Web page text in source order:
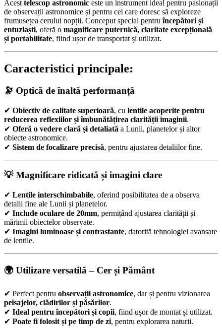
Acest telescop astronomic este un instrument ideal pentru pasionații
de observații astronomice și pentru cei care doresc să exploreze
frumusețea cerului nopții. Conceput special pentruîncepători și
entuziaști, oferă o magnificare puternică, claritate excepțională
și portabilitate, fiind ușor de transportat și utilizat.
Caracteristici principale:
🔭 Optică de înaltă performanță
✔ Obiectiv de calitate superioară, cu lentile acoperite pentru
reducerea reflexiilor și îmbunătățirea clarității imaginii.
✔ Oferă o vedere clară și detaliată a Lunii, planetelor și altor
obiecte astronomice.
✔ Sistem de focalizare precisă, pentru ajustarea detaliilor fine.
💡 Magnificare ridicată și imagini clare
✔ Lentile interschimbabile, oferind posibilitatea de a observa
detalii fine ale Lunii și planetelor.
✔ Include oculare de 20mm, permițând ajustarea clarității și
mărimii obiectelor observate.
✔ Imagini luminoase și contrastante, datorită tehnologiei avansate
de lentile.
🌍 Utilizare versatilă – Cer și Pământ
✔ Perfect pentru observații astronomice, dar și pentru vizionarea
peisajelor, clădirilor și păsărilor.
✔ Ideal pentru începători și copii, fiind ușor de montat și utilizat.
✔ Poate fi folosit și pe timp de zi, pentru explorarea naturii.